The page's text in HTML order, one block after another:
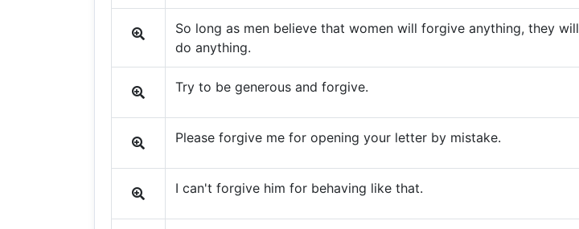
So long as men believe that women will forgive anything, they will
do anything.
Try to be generous and forgive.
Please forgive me for opening your letter by mistake.
I can't forgive him for behaving like that.